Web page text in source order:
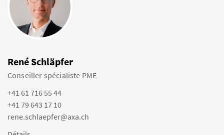
René Schläpfer
Conseiller spécialiste PME
+41 61 716 55 44
+41 79 643 17 10
rene.schlaepfer@axa.ch